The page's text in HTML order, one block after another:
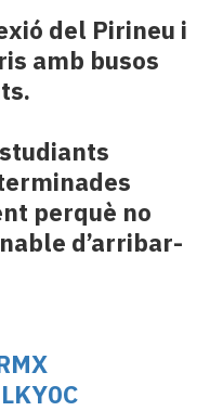
del Pirineu i
amb busos
perquè no
d’arribar-